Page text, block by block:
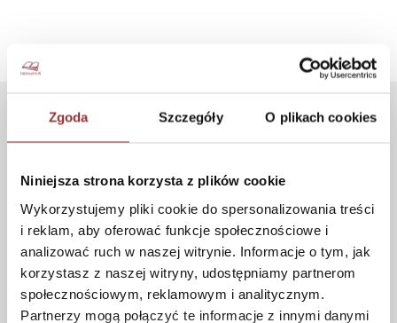
Zgoda Szczegóły O plikach cookies
Niniejsza strona korzysta z plików cookie
Wykorzystujemy pliki cookie do spersonalizowania treści
i reklam, aby oferować funkcje społecznościowe i
analizować ruch w naszej witrynie. Informacje o tym, jak
korzystasz z naszej witryny, udostępniamy partnerom
społecznościowym, reklamowym i analitycznym.
Partnerzy mogą połączyć te informacje z innymi danymi
Czas realizacji zamówienia
Formy płatności
Koszt dostawy
Informacje techniczne